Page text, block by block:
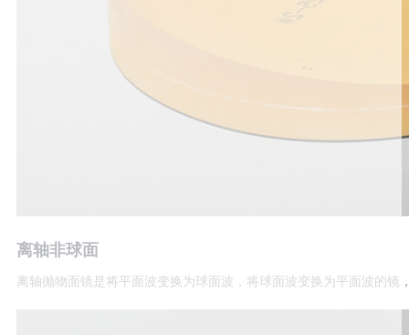
离轴非球面
离轴抛物面镜是将平面波变换为球面波，将球面波变换为平面波的